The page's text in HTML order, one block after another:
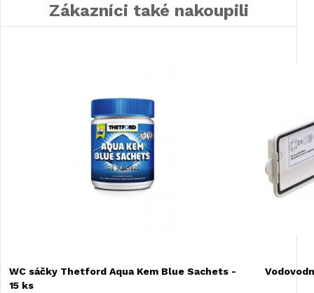
Zákazníci také nakoupili
WC sáčky Thetford Aqua Kem Blue Sachets -
15 ks